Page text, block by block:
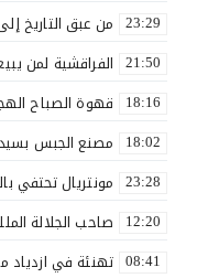
23:29 من عبق التاريخ
21:50 الفراقشية لمن
18:16 قهوة الصباح
18:02 مصنع الجبس بسيدي
23:28 مونتريال تحتفي
12:20 صاحب الجلالة
08:41 تهنئة في ازدياد